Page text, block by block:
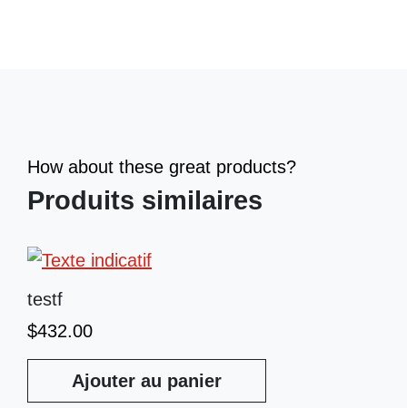
How about these great products?
Produits similaires
testf
$432.00
Ajouter au panier